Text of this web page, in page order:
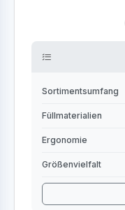
Sortimentsumfang
Füllmaterialien
Ergonomie
Größenvielfalt